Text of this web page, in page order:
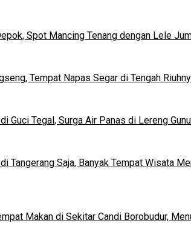
Spot Mancing Tenang dengan Lele
Tempat Napas Segar di Tengah
Guci Tegal, Surga Air Panas di Lereng
Tangerang Saja, Banyak Tempat Wisata
Makan di Sekitar Candi Borobudur,